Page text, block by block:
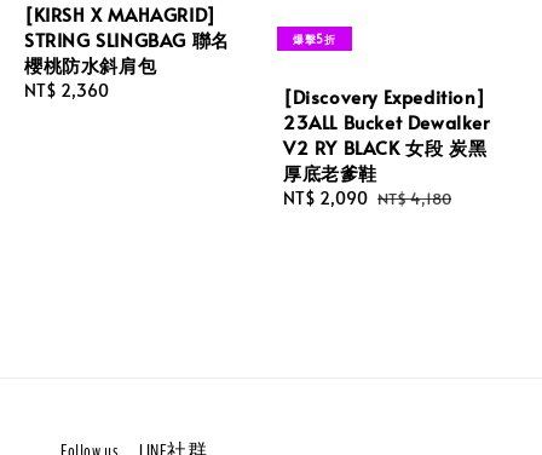
[KIRSH X MAHAGRID]
STRING SLINGBAG 聯名
櫻桃防水斜肩包
Regular
NT$ 2,360
爆擊5折
[Discovery Expedition]
23ALL Bucket Dewalker
V2 RY BLACK 女段 炭黑
厚底老爹鞋
Sale
NT$ 2,090 Regular
NT$ 4,180